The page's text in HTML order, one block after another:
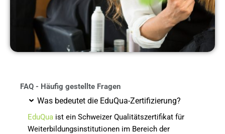
FAQ - Häufig gestellte Fragen
Was bedeutet die EduQua-Zertifizierung?
EduQua ist ein Schweizer Qualitätszertifikat für
Weiterbildungsinstitutionen im Bereich der